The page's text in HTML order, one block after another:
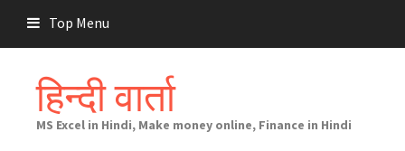
content
Top Menu
हिन्दी वार्ता
MS Excel in Hindi, Make money online, Finance in Hindi